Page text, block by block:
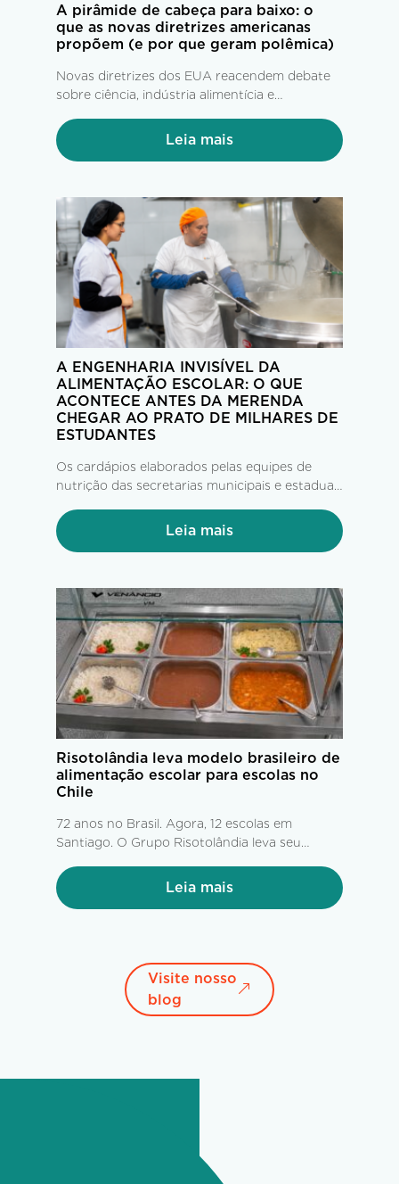
A pirâmide de cabeça para baixo: o
que as novas diretrizes americanas
propõem (e por que geram polêmica)
Novas diretrizes dos EUA reacendem debate
sobre ciência, indústria alimentícia e
Leia mais
A ENGENHARIA INVISÍVEL DA
ALIMENTAÇÃO ESCOLAR: O QUE
ACONTECE ANTES DA MERENDA
CHEGAR AO PRATO DE MILHARES DE
ESTUDANTES
Os cardápios elaborados pelas equipes de
nutrição das secretarias municipais e estaduais
e do PNAE, chegam às empresas operadoras
com até 60 dias de antecedência. A partir daí,
Leia mais
Risotolândia leva modelo brasileiro de
alimentação escolar para escolas no
Chile
72 anos no Brasil. Agora, 12 escolas em
Santiago. O Grupo Risotolândia leva seu
Leia mais
Visite nosso
blog